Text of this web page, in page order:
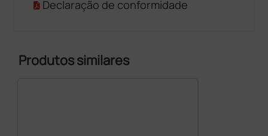
Declaração de conformidade
Produtos similares